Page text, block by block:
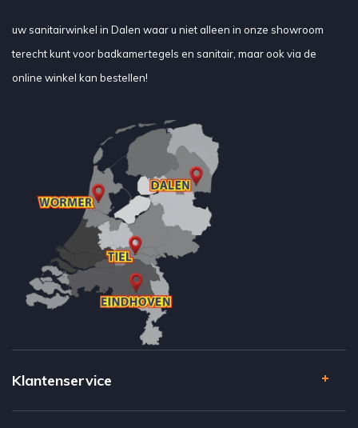
uw sanitairwinkel in Dalen waar u niet alleen in onze showroom
terecht kunt voor badkamertegels en sanitair, maar ook via de
online winkel kan bestellen!
Klantenservice